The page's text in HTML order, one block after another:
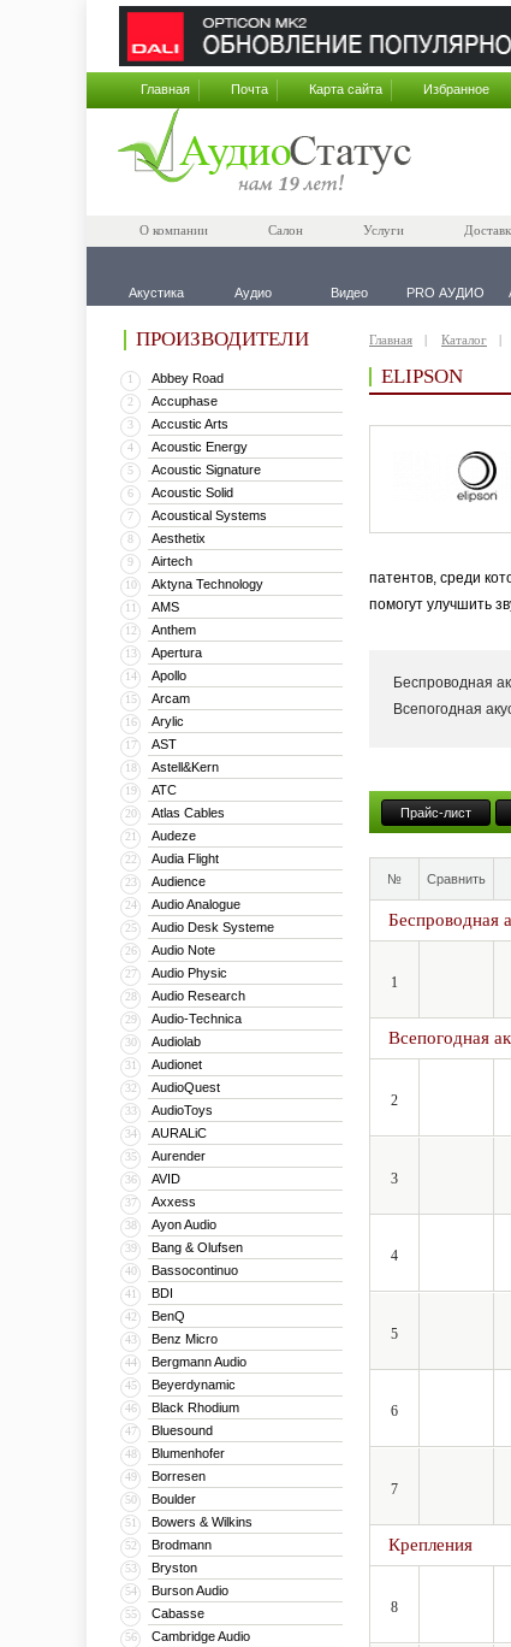
Главная Почта Карта сайта Избранное
О компании Салон Услуги
Акустика Аудио Видео PRO АУДИО
ПРОИЗВОДИТЕЛИ
1 Abbey Road
2 Accuphase
3 Accustic Arts
4 Acoustic Energy
5 Acoustic Signature
6 Acoustic Solid
7 Acoustical Systems
8 Aesthetix
9 Airtech
10 Aktyna Technology
11 AMS
12 Anthem
13 Apertura
14 Apollo
15 Arcam
16 Arylic
17 AST
18 Astell&Kern
19 ATC
20 Atlas Cables
21 Audeze
22 Audia Flight
23 Audience
24 Audio Analogue
25 Audio Desk Systeme
26 Audio Note
27 Audio Physic
28 Audio Research
29 Audio-Technica
30 Audiolab
31 Audionet
32 AudioQuest
33 AudioToys
34 AURALiC
35 Aurender
36 AVID
37 Axxess
38 Ayon Audio
39 Bang & Olufsen
40 Bassocontinuo
41 BDI
42 BenQ
43 Benz Micro
44 Bergmann Audio
45 Beyerdynamic
46 Black Rhodium
47 Bluesound
48 Blumenhofer
49 Borresen
50 Boulder
51 Bowers & Wilkins
52 Brodmann
53 Bryston
54 Burson Audio
55 Cabasse
56 Cambridge Audio
Главная Каталог
ELIPSON
патентов, среди
помогут улучшить
Беспроводная
Всепогодная
Прайс-лист
№ Сравнить
Беспроводная
1
Всепогодная
2
3
4
5
6
7
Крепления
8